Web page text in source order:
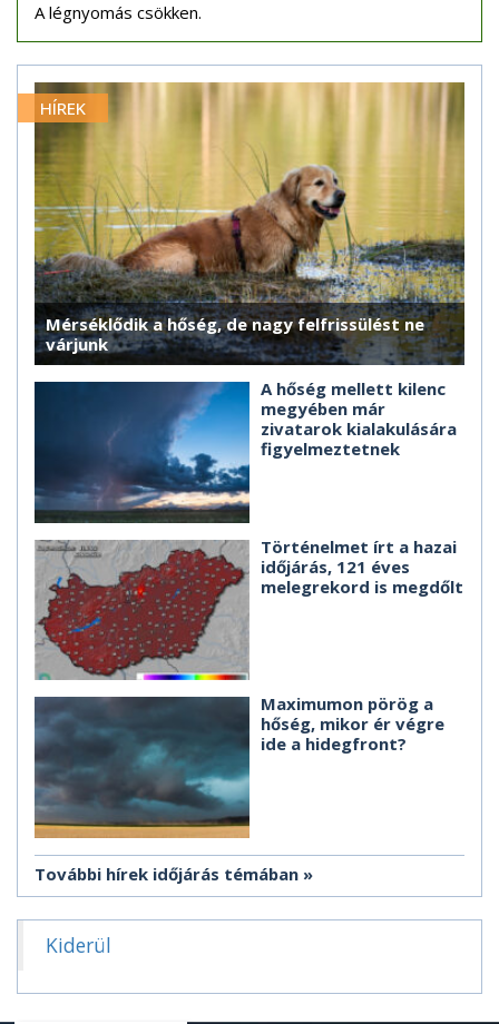
A légnyomás csökken.
HÍREK
Mérséklődik a hőség, de nagy felfrissülést ne
várjunk
A hőség mellett kilenc
megyében már
zivatarok kialakulására
figyelmeztetnek
Történelmet írt a hazai
időjárás, 121 éves
melegrekord is megdőlt
Maximumon pörög a
hőség, mikor ér végre
ide a hidegfront?
További hírek időjárás témában
Kiderül